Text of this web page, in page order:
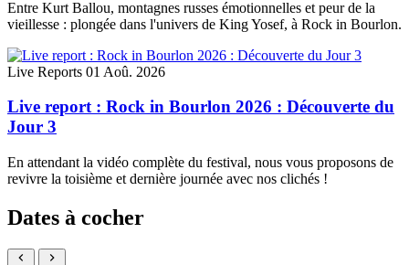
Entre Kurt Ballou, montagnes russes émotionnelles et peur de la
vieillesse : plongée dans l'univers de King Yosef, à Rock in Bourlon.
Live Reports 01 Aoû. 2026
Live report : Rock in Bourlon 2026 : Découverte du
Jour 3
En attendant la vidéo complète du festival, nous vous proposons de
revivre la toisième et dernière journée avec nos clichés !
Dates à cocher